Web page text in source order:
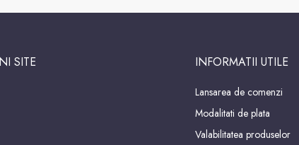
SITE INFORMATII UTILE
Lansarea de comenzi
Modalitati de plata
Valabilitatea produselor